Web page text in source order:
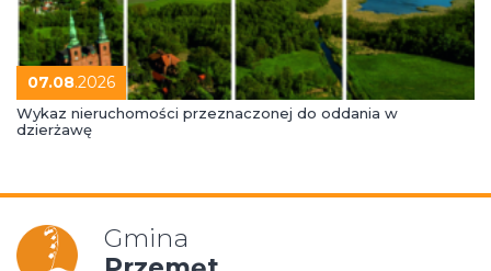
07.08.2026
Wykaz nieruchomości przeznaczonej do oddania w
dzierżawę
Gmina